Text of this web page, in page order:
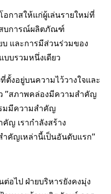
อกาสให้แก่ผู้เล่นรายใหม่ที่
บการณ์ผลิตภัณฑ์
บ และการมีส่วนร่วมของ
บบรวมหนึ่งเดียว
งอยู่บนความไว้วางใจและ
"สภาพคล่องมีความสำคัญ
มมีความสำคัญ
ญ เรากำลังสร้าง
คัญเหล่านี้เป็นอันดับแรก"
อไป ฝ่ายบริหารยังคงมุ่ง